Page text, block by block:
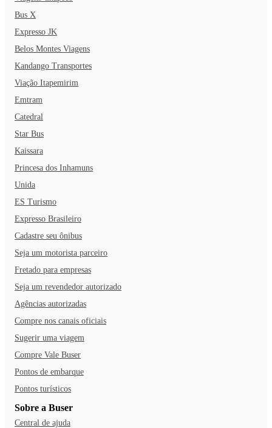
São Francisco de Assis, - cuja fachada foi esculpida pelo
Rosário e o Museu Ferroviário. Quem viaja para São João
del-Rei também não pode deixar de experimentar as delícias
da gastronomia mineira. Um dos restaurantes mais
recomendados pelos habitantes da cidade é o Villeiros,
famoso pelas suas diversas opções de porções, carnes e
massas.
del-Rei conta com belas cachoeiras e trilhas, fica a dica para
conhecer a Cachoeira do 14 e a Cachoeira Reserva Cala
Boca.Se você está planejando viajar para conhecer a cidade
nas suas próximas férias, não pode deixar de visitar também
a Rua das Casas Tortas, o Memorial Tancredo Neves, o
Mercado Municipal e a Igreja de Nossa Senhora do Rosário.
Dedo de Moça, o Restaurante Chafariz e o Monte Alverne!
Ah, não deixe também de visitar o Solar da Baronesa e o
Solar dos Neves, casarões que se configuram como um dos
muitos patrimônios históricos mineiros.
Bus X
Expresso JK
Belos Montes Viagens
Kandango Transportes
Viação Itapemirim
Emtram
Catedral
Star Bus
Kaissara
Princesa dos Inhamuns
Unida
ES Turismo
Expresso Brasileiro
Cadastre seu ônibus
Seja um motorista parceiro
Fretado para empresas
Seja um revendedor autorizado
Agências autorizadas
Compre nos canais oficiais
Sugerir uma viagem
Compre Vale Buser
Pontos de embarque
Pontos turísticos
Sobre a Buser
Central de ajuda